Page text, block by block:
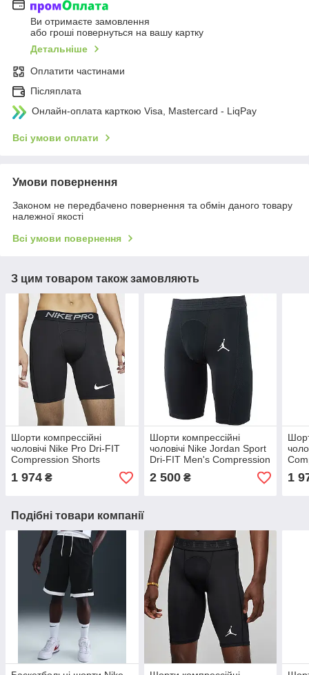
Ви отримаєте замовлення
або гроші повернуться на вашу картку
Детальніше
Оплатити частинами
Післяплата
Онлайн-оплата карткою Visa, Mastercard - LiqPay
Всі умови оплати
Умови повернення
Законом не передбачено повернення та обмін даного товару
належної якості
Всі умови повернення
З цим товаром також замовляють
Шорти компрессійні
чоловічі Nike Pro Dri-FIT
Compression Shorts
(BV5635-010)
1 974 ₴
Шорти компрессійні
чоловічі Nike Jordan Sport
Dri-FIT Men's Compression
Shorts (DM1813-010)
2 500₴ 1
Подібні товари компанії